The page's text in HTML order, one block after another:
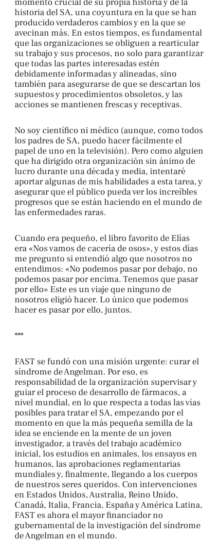
historia del SA, una coyuntura en la que se han
producido verdaderos cambios y en la que se
avecinan más. En estos tiempos, es fundamental
que las organizaciones se obliguen a rearticular
su trabajo y sus procesos, no solo para garantizar
que todas las partes interesadas estén
debidamente informadas y alineadas, sino
también para asegurarse de que se descartan los
supuestos y procedimientos obsoletos, y las
acciones se mantienen frescas y receptivas.
No soy científico ni médico (aunque, como todos
los padres de SA, puedo hacer fácilmente el
papel de uno en la televisión). Pero como alguien
que ha dirigido otra organización sin ánimo de
lucro durante una década y media, intentaré
aportar algunas de mis habilidades a esta tarea, y
asegurar que el público pueda ver los increíbles
progresos que se están haciendo en el mundo de
las enfermedades raras.
Cuando era pequeño, el libro favorito de Elías
era «Nos vamos de cacería de osos», y estos días
me pregunto si entendió algo que nosotros no
entendimos: «No podemos pasar por debajo, no
podemos pasar por encima. Tenemos que pasar
por ello» Este es un viaje que ninguno de
nosotros eligió hacer. Lo único que podemos
hacer es pasar por ello, juntos.
***
FAST se fundó con una misión urgente: curar el
síndrome de Angelman. Por eso, es
responsabilidad de la organización supervisar y
guiar el proceso de desarrollo de fármacos, a
nivel mundial, en lo que respecta a todas las vías
posibles para tratar el SA, empezando por el
momento en que la más pequeña semilla de la
idea se enciende en la mente de un joven
investigador, a través del trabajo académico
inicial, los estudios en animales, los ensayos en
humanos, las aprobaciones reglamentarias
mundiales y, finalmente, llegando a los cuerpos
de nuestros seres queridos. Con intervenciones
en Estados Unidos, Australia, Reino Unido,
Canadá, Italia, Francia, España y América Latina,
FAST es ahora el mayor financiador no
gubernamental de la investigación del síndrome
de Angelman en el mundo.